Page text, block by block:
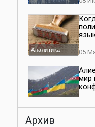
Аналитика 05
мир
Архив